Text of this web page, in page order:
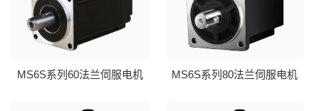
MS6S系列60法兰伺服电机 MS6S系列80法兰伺服电机